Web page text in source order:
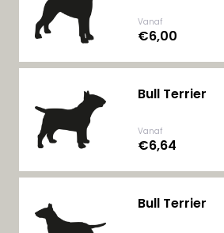
Vanaf
€6,00
Bull Terrier
Vanaf
€6,64
Bull Terrier